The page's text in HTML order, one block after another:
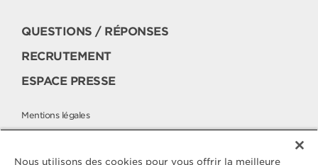
QUESTIONS / RÉPONSES
RECRUTEMENT
ESPACE PRESSE
Mentions légales
Politique de protection des données
Nous utilisons des cookies pour vous offrir la meilleure